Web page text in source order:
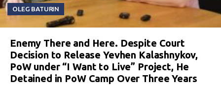
OLEG BATURIN
Enemy There and Here. Despite Court
Decision to Release Yevhen Kalashnykov,
PoW under “I Want to Live” Project, He
Detained in PoW Camp Over Three Years